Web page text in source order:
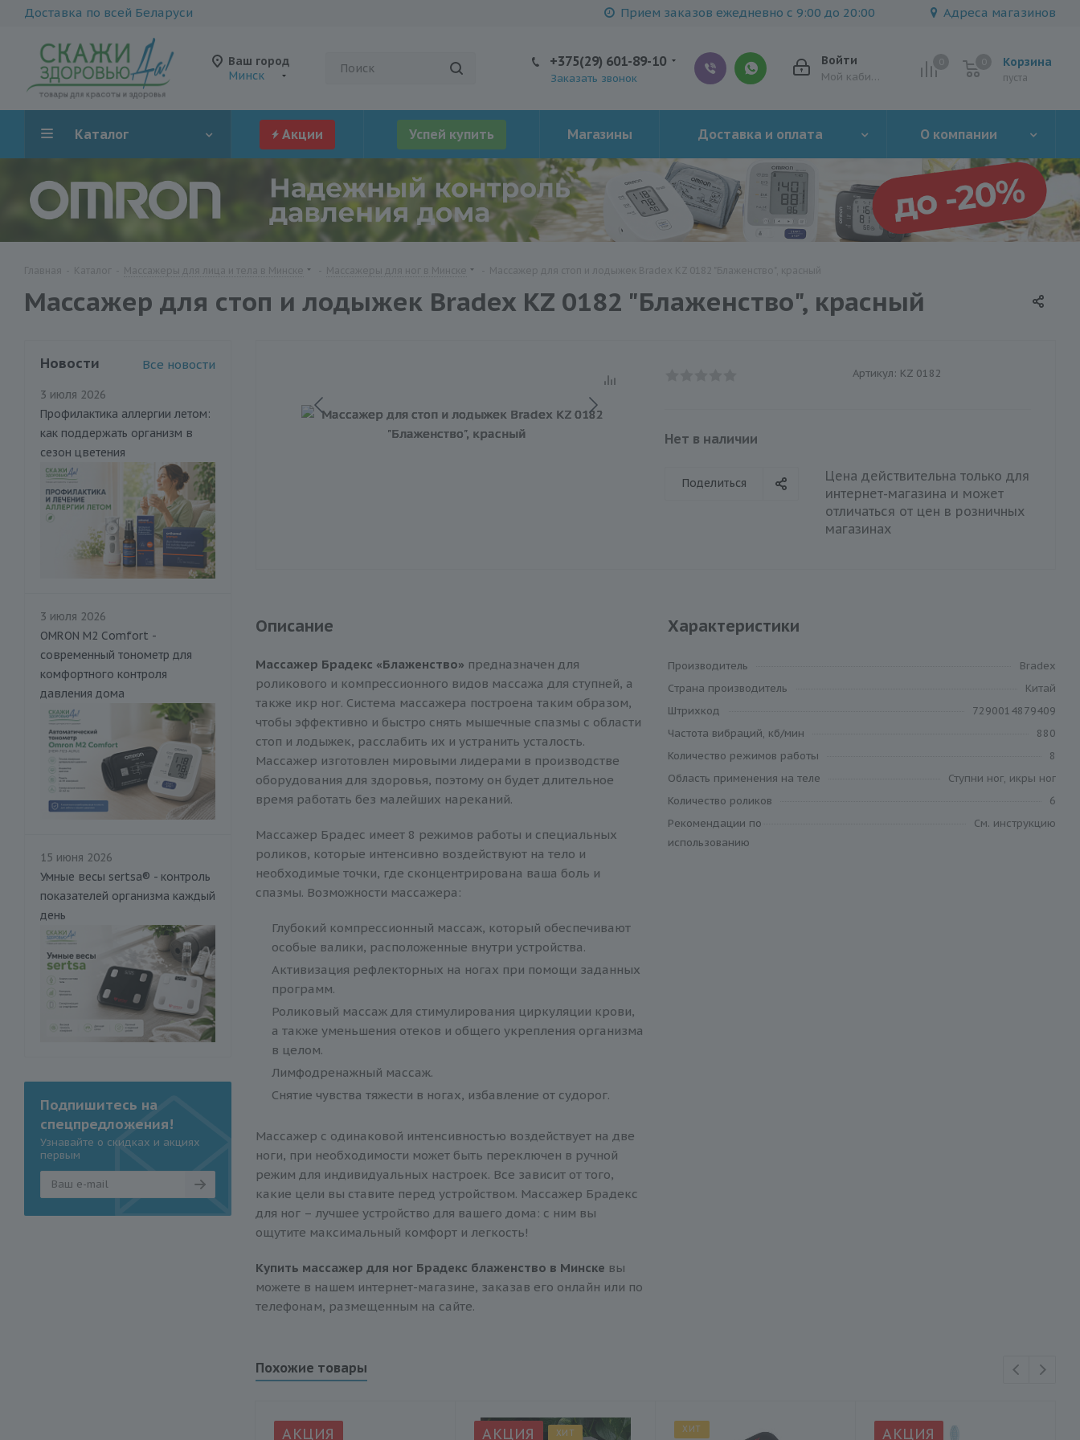
Доставка по всей Беларуси Прием заказов ежедневно с 9:00 до 20:00 Адреса магазинов
Ваш город
Минск
Корзина
пуста
Войти
Мой кабинет
+375(29) 601-89-10
Заказать звонок
Каталог Акции Успей купить Магазины Доставка и оплата О компании
Массажер для стоп и лодыжек Bradex KZ 0182 "Блаженство", красный
Артикул: KZ 0182
Нет в наличии
Поделиться
Цена действительна только для
интернет-магазина и может
отличаться от цен в розничных
магазинах
Описание
Массажер Брадекс «Блаженство» предназначен для
роликового и компрессионного видов массажа для ступней, а
также икр ног. Система массажера построена таким образом,
чтобы эффективно и быстро снять мышечные спазмы с области
стоп и лодыжек, расслабить их и устранить усталость.
Массажер изготовлен мировыми лидерами в производстве
оборудования для здоровья, поэтому он будет длительное
время работать без малейших нареканий.
Массажер Брадес имеет 8 режимов работы и специальных
роликов, которые интенсивно воздействуют на тело и
необходимые точки, где сконцентрирована ваша боль и
спазмы. Возможности массажера:
Глубокий компрессионный массаж, который обеспечивают
особые валики, расположенные внутри устройства.
Активизация рефлекторных на ногах при помощи заданных
программ.
Роликовый массаж для стимулирования циркуляции крови,
а также уменьшения отеков и общего укрепления организма
в целом.
Лимфодренажный массаж.
Снятие чувства тяжести в ногах, избавление от судорог.
Массажер с одинаковой интенсивностью воздействует на две
ноги, при необходимости может быть переключен в ручной
режим для индивидуальных настроек. Все зависит от того,
какие цели вы ставите перед устройством. Массажер Брадекс
для ног – лучшее устройство для вашего дома: с ним вы
ощутите максимальный комфорт и легкость!
Купить массажер для ног Брадекс блаженство в Минске вы
можете в нашем интернет-магазине, заказав его онлайн или по
телефонам, размещенным на сайте.
Характеристики
Производитель
Bradex
Cтрана производитель
Китай
Штрихкод
7290014879409
Частота вибраций, кб/мин
880
Количество режимов работы
8
Область применения на теле
Ступни ног, икры ног
Количество роликов
6
Рекомендации по
использованию
См. инструкцию
Похожие товары
АКЦИЯ АКЦИЯ ХИТ ХИТ АКЦИЯ
Новости Все новости
3 июля 2026
Профилактика аллергии летом:
как поддержать организм в
сезон цветения
3 июля 2026
OMRON M2 Comfort -
современный тонометр для
комфортного контроля
давления дома
15 июня 2026
Умные весы sertsa® - контроль
показателей организма каждый
день
Подпишитесь на
спецпредложения!
Узнавайте о скидках и акциях
первым